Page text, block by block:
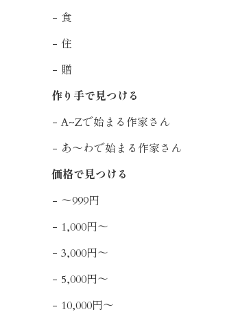
食
住
贈
作り手で見つける
A~Zで始まる作家さん
あ〜わで始まる作家さん
価格で見つける
〜999円
1,000円〜
3,000円〜
5,000円〜
10,000円〜